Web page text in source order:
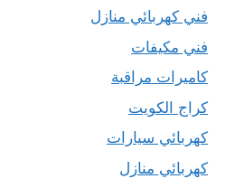
فني كهربائي منازل
فني مكيفات
كاميرات مراقبة
كراج الكويت
كهربائي سيارات
كهربائي منازل